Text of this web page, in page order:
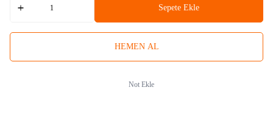
Sepete Ekle
HEMEN AL
Not Ekle